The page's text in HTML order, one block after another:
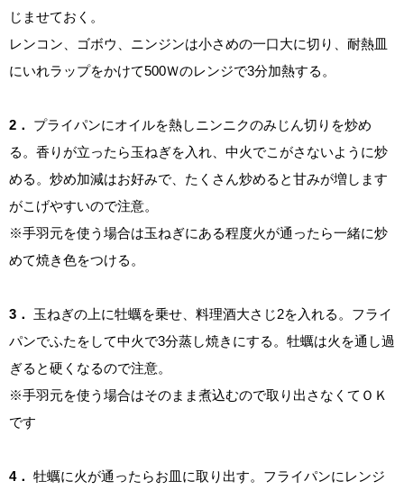
じませておく。
レンコン、ゴボウ、ニンジンは小さめの一口大に切り、耐熱皿
にいれラップをかけて500Ｗのレンジで3分加熱する。
2．
プライパンにオイルを熱しニンニクのみじん切りを炒め
る。香りが立ったら玉ねぎを入れ、中火でこがさないように炒
める。炒め加減はお好みで、たくさん炒めると甘みが増します
がこげやすいので注意。
※手羽元を使う場合は玉ねぎにある程度火が通ったら一緒に炒
めて焼き色をつける。
3．
玉ねぎの上に牡蠣を乗せ、料理酒大さじ2を入れる。フライ
パンでふたをして中火で3分蒸し焼きにする。牡蠣は火を通し過
ぎると硬くなるので注意。
※手羽元を使う場合はそのまま煮込むので取り出さなくてＯＫ
です
4． 牡蠣に火が通ったらお皿に取り出す。フライパンにレンジ